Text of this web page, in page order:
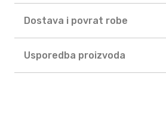
Dostava i povrat robe
Usporedba proizvoda